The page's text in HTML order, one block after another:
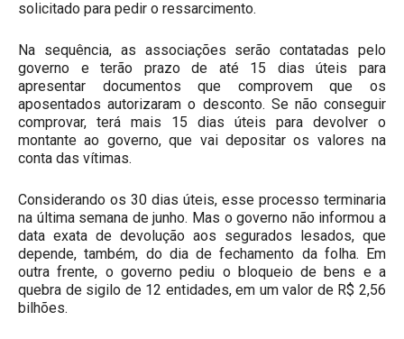
solicitado para pedir o ressarcimento.
Na sequência, as associações serão contatadas pelo
governo e terão prazo de até 15 dias úteis para
apresentar documentos que comprovem que os
aposentados autorizaram o desconto. Se não conseguir
comprovar, terá mais 15 dias úteis para devolver o
montante ao governo, que vai depositar os valores na
conta das vítimas.
Considerando os 30 dias úteis, esse processo terminaria
na última semana de junho. Mas o governo não informou a
data exata de devolução aos segurados lesados, que
depende, também, do dia de fechamento da folha. Em
outra frente, o governo pediu o bloqueio de bens e a
quebra de sigilo de 12 entidades, em um valor de R$ 2,56
bilhões.